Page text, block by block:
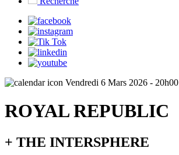
Vendredi 6 Mars 2026 - 20h00
ROYAL REPUBLIC
+ THE INTERSPHERE